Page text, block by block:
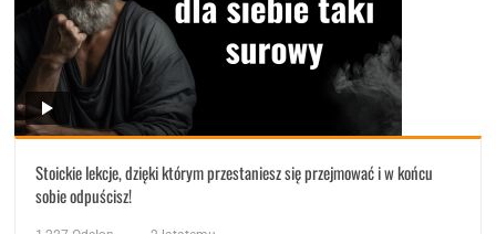
Stoickie lekcje, dzięki którym przestaniesz się przejmować i w końcu
sobie odpuścisz!